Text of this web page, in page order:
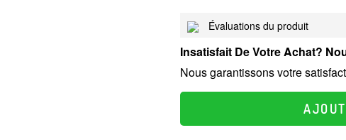
Évaluations du produit
Insatisfait De Votre Achat?
Nous garantissons votre